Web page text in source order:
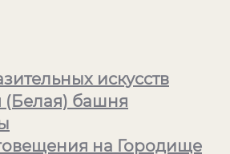
искусств
(Белая) башня
на Городище